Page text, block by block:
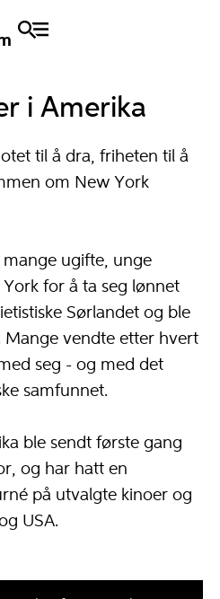
i Amerika
til å dra, friheten til å
om New York
mange ugifte, unge
for å ta seg lønnet
Sørlandet og ble
Mange vendte etter hvert
seg - og med det
samfunnet.
ble sendt første gang
og har hatt en
på utvalgte kinoer og
USA.